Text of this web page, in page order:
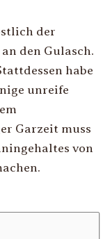
der
den Gulasch.
habe
unreife
Garzeit muss
von